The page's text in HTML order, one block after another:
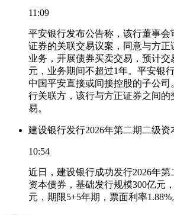
11:09
平安银行发布公告称，该行董事会
证券的关联交易议案，同意与方正
业务，开展债券买卖交易，预计交
元，业务期间不超过1年。平安银
中国平安直接或间接控股的子公司
行关联方，该行与方正证券之间的
易。
建设银行发行2026年第二期二级资
10:54
近日，建设银行成功发行2026年第
资本债券，基础发行规模300亿元
元，期限5+5年期，票面利率1.88%